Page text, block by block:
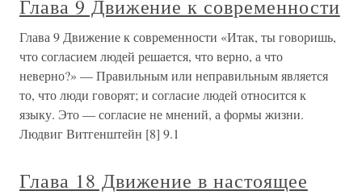
Глава 9 Движение к современности
Глава 9 Движение к современности «Итак, ты говоришь,
что согласием людей решается, что верно, а что
неверно?» — Правильным или неправильным является
то, что люди говорят; и согласие людей относится к
языку. Это — согласие не мнений, а формы жизни.
Людвиг Витгенштейн [8] 9.1
Глава 18 Движение в настоящее